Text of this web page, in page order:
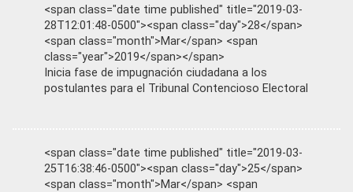
<span class="date time published" title="2019-03-
28T12:01:48-0500"><span class="day">28</span>
<span class="month">Mar</span> <span
class="year">2019</span></span>
Inicia fase de impugnación ciudadana a los
postulantes para el Tribunal Contencioso Electoral
<span class="date time published" title="2019-03-
25T16:38:46-0500"><span class="day">25</span>
<span class="month">Mar</span> <span